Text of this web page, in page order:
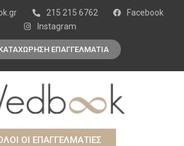
215 215 6762
Facebook
Instagram
ΕΠΑΓΓΕΛΜΑΤΙΑ
ΟΙ ΕΠΑΓΓΕΛΜΑΤΙΕΣ